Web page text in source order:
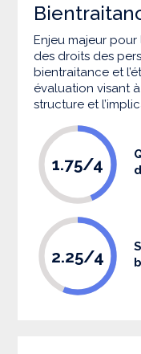
Enjeu majeur
des droits des
bientraitance et
évaluation visant
structure et
1.75/4
2.25/4